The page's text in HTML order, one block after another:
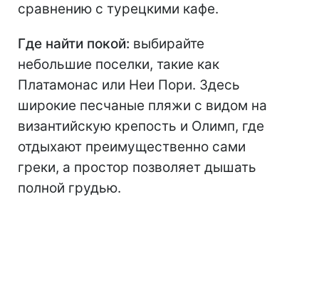
сравнению с турецкими кафе.
Где найти покой: выбирайте
небольшие поселки, такие как
Платамонас или Неи Пори. Здесь
широкие песчаные пляжи с видом на
византийскую крепость и Олимп, где
отдыхают преимущественно сами
греки, а простор позволяет дышать
полной грудью.